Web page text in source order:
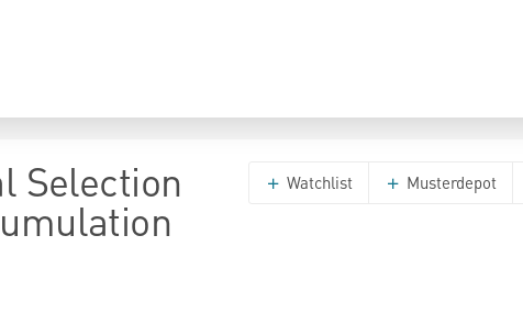
Selection Watchlist Musterdepot